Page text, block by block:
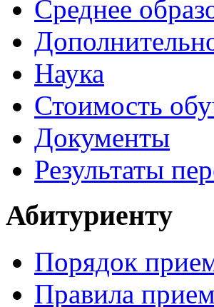
Среднее
Наука
Стоимость
Документы
Результаты
Абитуриенту
Порядок
Правила